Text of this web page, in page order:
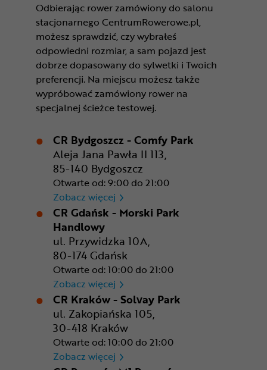
Odbierając rower zamówiony do salonu
stacjonarnego CentrumRowerowe.pl,
możesz sprawdzić, czy wybrałeś
odpowiedni rozmiar, a sam pojazd jest
dobrze dopasowany do sylwetki i Twoich
preferencji. Na miejscu możesz także
wypróbować zamówiony rower na
specjalnej ścieżce testowej.
CR Bydgoszcz - Comfy Park
Aleja Jana Pawła II 113,
85-140 Bydgoszcz
Otwarte od: 9:00 do 21:00
Zobacz więcej CR Bydgoszcz - Comfy Park
CR Gdańsk - Morski Park
Handlowy
ul. Przywidzka 10A,
80-174 Gdańsk
Otwarte od: 10:00 do 21:00
Zobacz więcej CR Gdańsk - Morski Park
CR Kraków - Solvay Park
ul. Zakopiańska 105,
30-418 Kraków
Otwarte od: 10:00 do 21:00
Zobacz więcej CR Kraków - Solvay Park